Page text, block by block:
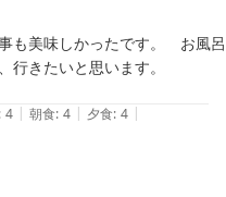
も美味しかったです。　お風呂
行きたいと思います。
: 4 | 朝食: 4 | 夕食: 4 |